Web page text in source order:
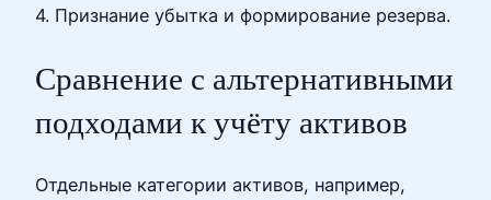
4. Признание убытка и формирование резерва.
Сравнение с альтернативными
подходами к учёту активов
Отдельные категории активов, например,